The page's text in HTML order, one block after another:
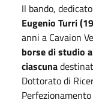
Il bando,
Eugenio Turri
anni a Cavaion
borse di studio
ciascuna
Dottorato di